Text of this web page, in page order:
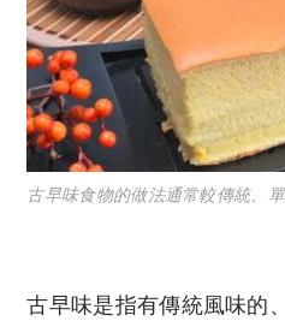
古早味食物的做法通常較傳統、單
古早味是指有傳統風味的